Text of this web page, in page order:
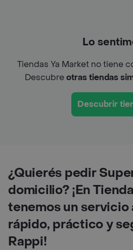
Lo
Tiendas Ya Market no tiene
Descubreotras tiendas
Descubrir
¿Quierés pedir
domicilio? ¡En
tenemos un servicio
rápido, práctico y
Rappi!